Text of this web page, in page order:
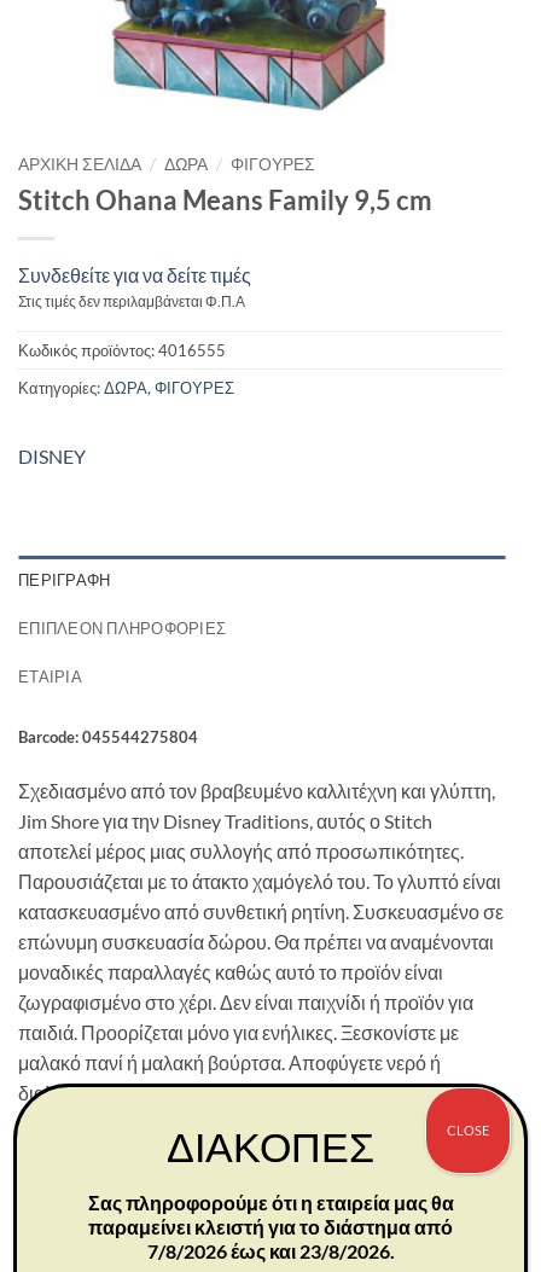
ΑΡΧΙΚΉ ΣΕΛΊΔΑ / ΔΩΡΑ / ΦΙΓΟΥΡΕΣ
Stitch Ohana Means Family 9,5 cm
Συνδεθείτε για να δείτε τιμές
Στις τιμές δεν περιλαμβάνεται Φ.Π.Α
Κωδικός προϊόντος:4016555
Κατηγορίες:ΔΩΡΑ,ΦΙΓΟΥΡΕΣ
DISNEY
ΠΕΡΙΓΡΑΦΉ
ΕΠΙΠΛΈΟΝ ΠΛΗΡΟΦΟΡΊΕΣ
ΕΤΑΙΡΊΑ
Barcode: 045544275804
Σχεδιασμένο από τον βραβευμένο καλλιτέχνη και γλύπτη,
Jim Shore για την Disney Traditions, αυτός ο Stitch
αποτελεί μέρος μιας συλλογής από προσωπικότητες.
Παρουσιάζεται με το άτακτο χαμόγελό του. Το γλυπτό είναι
κατασκευασμένο από συνθετική ρητίνη. Συσκευασμένο σε
επώνυμη συσκευασία δώρου. Θα πρέπει να αναμένονται
μοναδικές παραλλαγές καθώς αυτό το προϊόν είναι
ζωγραφισμένο στο χέρι. Δεν είναι παιχνίδι ή προϊόν για
παιδιά. Προορίζεται μόνο για ενήλικες. Ξεσκονίστε με
μαλακό πανί ή μαλακή βούρτσα. Αποφύγετε νερό ή
διαλύτες καθαρισμού.
Λεπτομέρειες προϊόντος:
Διαστάσεις: 9,5×5,5×4,5 εκ
ΣΧΕΤΙΚΆ ΠΡΟΪΌΝΤΑ
ΔΙΑΚΟΠΕΣ
Σας πληροφορούμε ότι η εταιρεία μας θα
παραμείνει κλειστή για το διάστημα από
7/8/2026 έως και 23/8/2026.
CLOSE